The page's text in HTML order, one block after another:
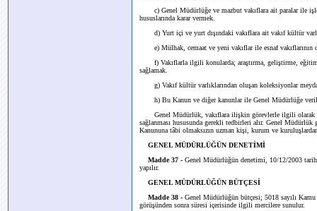
c) Genel Müdürlüğe ve mazbut vakıflara ait paralar ile
hususlarında karar vermek.
d) Yurt içi ve yurt dışındaki vakıflara ait vakıf kültür
e) Mülhak, cemaat ve yeni vakıflar ile esnaf vakıflarının
f) Vakıflarla ilgili konularda; araştırma, geliştirme,
sağlamak.
g) Vakıf kültür varlıklarından oluşan koleksiyonlar
h) Bu Kanun ve diğer kanunlar ile Genel Müdürlüğe
Genel Müdürlük, vakıflara ilişkin görevlerle ilgili olarak
sağlanması hususunda gerekli tedbirleri alır. Genel
Kanununa tâbi olmaksızın uzman kişi, kurum ve
GENEL MÜDÜRLÜĞÜN DENETİMİ
Madde 37 - Genel Müdürlüğün denetimi, 10/12/2003
yapılır.
GENEL MÜDÜRLÜĞÜN BÜTÇESİ
Madde 38 - Genel Müdürlüğün bütçesi; 5018 sayılı
görüşünden sonra süresi içerisinde ilgili mercilere sunulur.